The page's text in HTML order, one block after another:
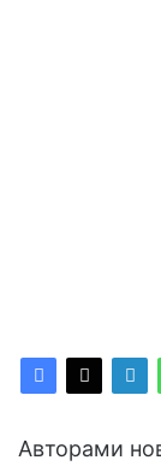
Авторами